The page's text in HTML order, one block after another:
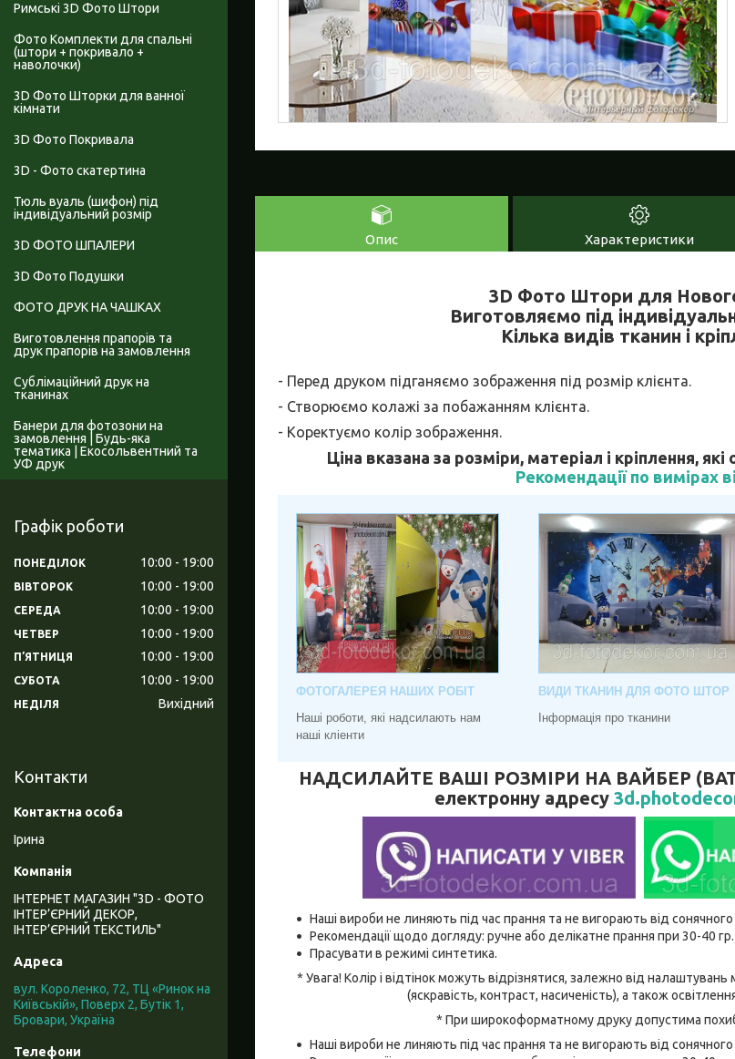
Опис Характеристики
3D Фото Штори для
Виготовляємо під
Кілька видів тканин і
- Перед друком підганяємо зображення під розмір клієнта.
- Створюємо колажі за побажанням клієнта.
- Коректуємо колір зображення.
Ціна вказана за розміри, матеріал і кріплення,
Рекомендації по вимірах
ФОТОГАЛЕРЕЯ НАШИХ РОБІТ
Наші роботи, які надсилають нам
наші кліенти
ВИДИ ТКАНИН ДЛЯ ФОТО ШТОР
Інформація про тканини
НАДСИЛАЙТЕ ВАШІ РОЗМІРИ НА ВАЙБЕР
електронну адресу
Наші вироби не линяють під час прання та не вигорають від сонячного
Рекомендації щодо догляду: ручне або делікатне прання при 30-40 гр.
Прасувати в режимі синтетика.
* Увага! Колір і відтінок можуть відрізнятися, залежно від
(яскравість, контраст, насиченість), а також
* При широкоформатному друку допустима
Наші вироби не линяють під час прання та не вигорають від сонячного
Римські 3D Фото Штори
Фото Комплекти для спальні
(штори + покривало +
наволочки)
3D Фото Шторки для ванної
кімнати
3D Фото Покривала
3D - Фото скатертина
Тюль вуаль (шифон) під
індивідуальний розмір
3D ФОТО ШПАЛЕРИ
3D Фото Подушки
ФОТО ДРУК НА ЧАШКАХ
Виготовлення прапорів та
друк прапорів на замовлення
Сублімаційний друк на
тканинах
Банери для фотозони на
замовлення | Будь-яка
тематика | Екосольвентний та
УФ друк
Графік роботи
ПОНЕДІЛОК 10:00 19:00
ВІВТОРОК 10:00 19:00
СЕРЕДА 10:00 19:00
ЧЕТВЕР 10:00 19:00
ПʼЯТНИЦЯ 10:00 19:00
СУБОТА 10:00 19:00
НЕДІЛЯ Вихідний
Контакти
Ірина
ІНТЕРНЕТ МАГАЗИН "3D - ФОТО
ІНТЕР’ЄРНИЙ ДЕКОР,
ІНТЕР’ЄРНИЙ ТЕКСТИЛЬ"
вул. Короленко, 72, ТЦ «Ринок на
Київській», Поверх 2, Бутік 1,
Бровари, Україна